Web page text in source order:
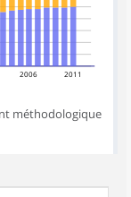
2006 2011
méthodologique